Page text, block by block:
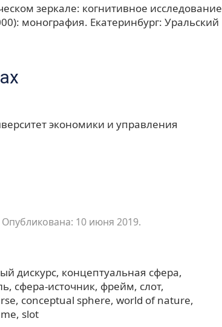
зеркале: когнитивное исследование
монография. Екатеринбург: Уральский
экономики и управления
Опубликована: 10 июня 2019.
дискурс концептуальная сфера
сфера-источник фрейм слот
conceptual sphere world of nature
slot